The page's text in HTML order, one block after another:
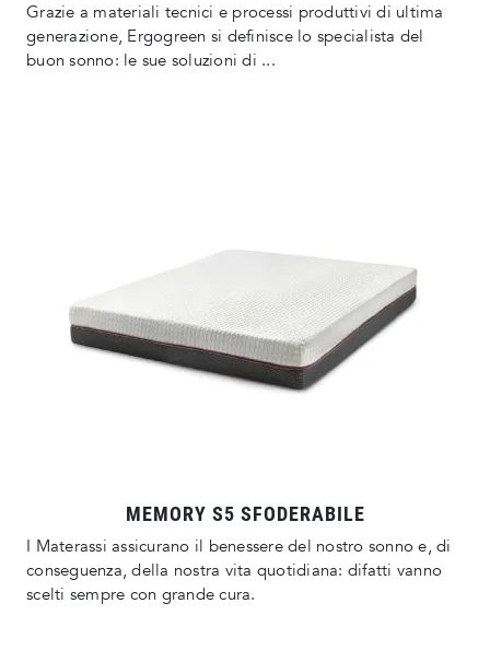
Grazie a materiali tecnici e processi produttivi di ultima
generazione, Ergogreen si definisce lo specialista del
buon sonno: le sue soluzioni di ...
MEMORY S5 SFODERABILE
I Materassi assicurano il benessere del nostro sonno e, di
conseguenza, della nostra vita quotidiana: difatti vanno
scelti sempre con grande cura.